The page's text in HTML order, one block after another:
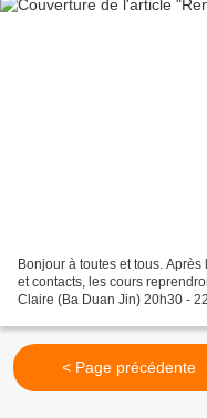
Bonjour à toutes et tous.
et contacts, les cours
Claire (Ba Duan Jin) 20h30 -
< Page précédente